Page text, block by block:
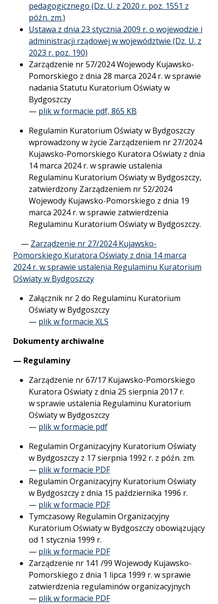
pedagogicznego (Dz. U. z 2020 r. poz. 1551 z
późn. zm.)
Ustawa z dnia 23 stycznia 2009 r. o wojewodzie i
administracji rządowej w województwie (Dz. U. z
2023 r. poz. 190)
Zarządzenie nr 57/2024 Wojewody Kujawsko-
Pomorskiego z dnia 28 marca 2024 r. w sprawie
nadania Statutu Kuratorium Oświaty w
Bydgoszczy
— plik w formacie pdf, 865 KB
Regulamin Kuratorium Oświaty w Bydgoszczy
wprowadzony w życie Zarządzeniem nr 27/2024
Kujawsko-Pomorskiego Kuratora Oświaty z dnia
14 marca 2024 r. w sprawie ustalenia
Regulaminu Kuratorium Oświaty w Bydgoszczy,
zatwierdzony Zarządzeniem nr 52/2024
Wojewody Kujawsko-Pomorskiego z dnia 19
marca 2024 r. w sprawie zatwierdzenia
Regulaminu Kuratorium Oświaty w Bydgoszczy.
— Zarządzenie nr 27/2024 Kujawsko-
Pomorskiego Kuratora Oświaty z dnia 14 marca
2024 r. w sprawie ustalenia Regulaminu Kuratorium
Oświaty w Bydgoszczy
Załącznik nr 2 do Regulaminu Kuratorium
Oświaty w Bydgoszczy
— plik w formacie XLS
Dokumenty archiwalne
— Regulaminy
Zarządzenie nr 67/17 Kujawsko-Pomorskiego
Kuratora Oświaty z dnia 25 sierpnia 2017 r.
w sprawie ustalenia Regulaminu Kuratorium
Oświaty w Bydgoszczy
— plik w formacie pdf
Regulamin Organizacyjny Kuratorium Oświaty
w Bydgoszczy z 17 sierpnia 1992 r. z późn. zm.
— plik w formacie PDF
Regulamin Organizacyjny Kuratorium Oświaty
w Bydgoszczy z dnia 15 października 1996 r.
— plik w formacie PDF
Tymczasowy Regulamin Organizacyjny
Kuratorium Oświaty w Bydgoszczy obowiązujący
od 1 stycznia 1999 r.
— plik w formacie PDF
Zarządzenie nr 141 /99 Wojewody Kujawsko-
Pomorskiego z dnia 1 lipca 1999 r. w sprawie
zatwierdzenia regulaminów organizacyjnych
— plik w formacie PDF